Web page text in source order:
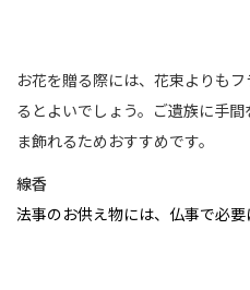
お花を贈る際には、花束よりも
るとよいでしょう。ご遺族に手
ま飾れるためおすすめです。
線香
法事のお供え物には、仏事で必要